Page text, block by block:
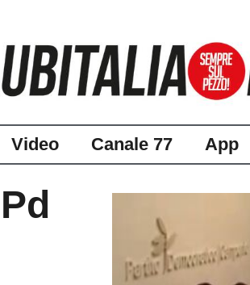
Video Canale 77 App